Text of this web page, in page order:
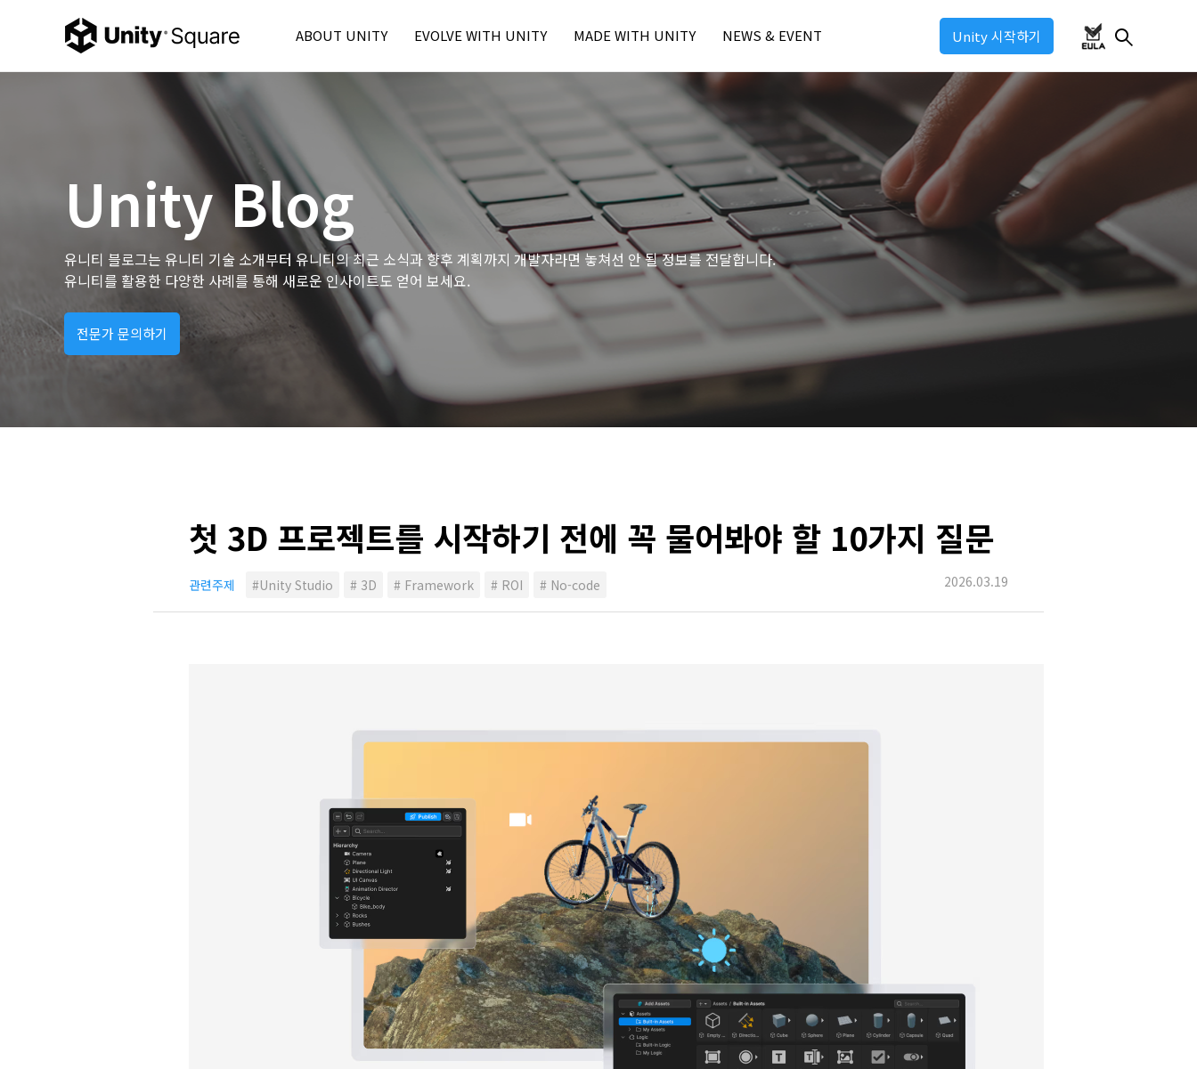
ABOUT UNITY
Unity Korea
Unity Ads
Consulting
Partner
FAQ
EVOLVE WITH UNITY
Unity Learn
MADE WITH UNITY
MWU Case
NEWS & EVENT
Press
Unity Event
- Unite Seoul 2026
- Unite Seoul 2025
- U Day Seoul: Industry 2025
- U Day Seoul: Game
Unity 시작하기
Unity Blog
유니티 블로그는 유니티 기술 소개부터 유니티의 최근 소식과 향후 계획까지 개발자라면 놓쳐선 안 될 정보를 전달합니다.
유니티를 활용한 다양한 사례를 통해 새로운 인사이트도 얻어 보세요.
전문가 문의하기
첫 3D 프로젝트를 시작하기 전에 꼭 물어봐야 할 10가지 질문
관련주제 #Unity Studio # 3D # Framework # ROI # No-code 2026.03.19